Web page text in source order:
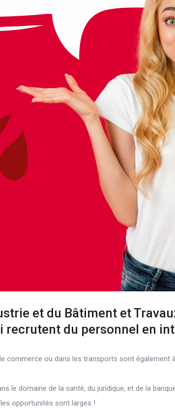
et du Bâtiment et
recrutent du personnel en
commerce ou dans les transports sont également
le domaine de la santé, du juridique, et de la
opportunités sont larges !